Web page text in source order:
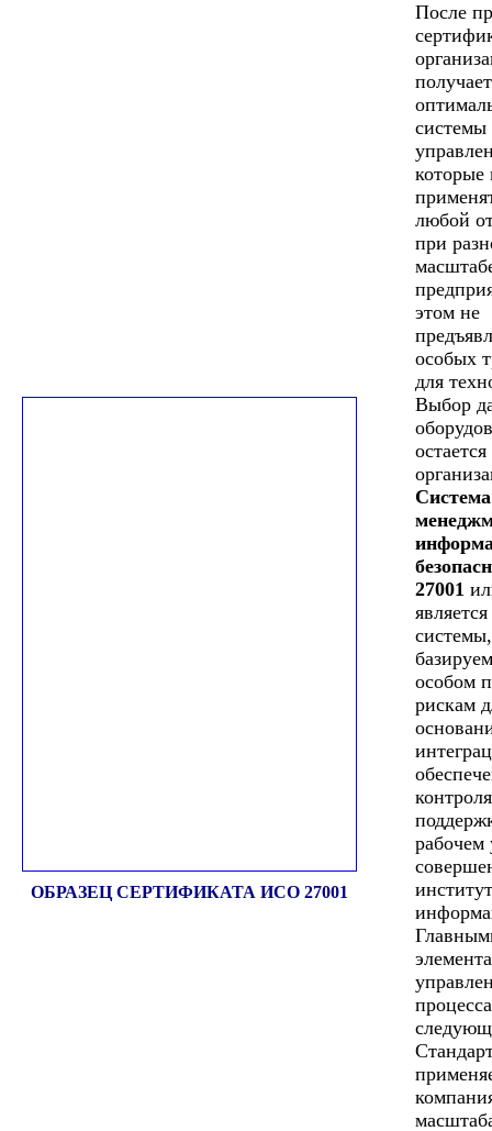
ОБРАЗЕЦ СЕРТИФИКАТА ИСО 27001
После
получает
системы
которые
любой
при
этом не
особых
для
Выбор
остается
Система
27001
системы,
особом
рискам
рабочем